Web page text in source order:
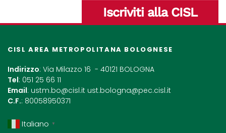
Iscriviti alla CISL
CISL AREA METROPOLITANA BOLOGNESE
Indirizzo: Via Milazzo 16 - 40121 BOLOGNA
Tel: 051 25 66 11
Email: ustm.bo@cisl.it ust.bologna@pec.cisl.it
C.F.: 80058950371
Italiano ▼